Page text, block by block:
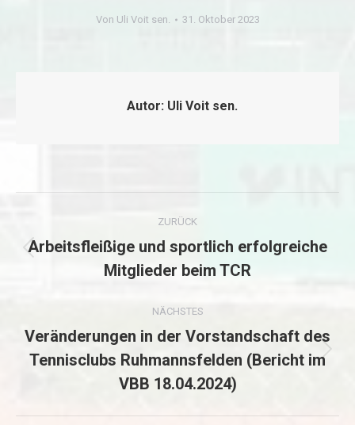
Von Uli Voit sen. 31. Oktober 2023
Autor: Uli Voit sen.
Kommentarnavigation
ZURÜCK
Vorheriger
Beitrag:
Arbeitsfleißige und sportlich erfolgreiche
Mitglieder beim TCR
NÄCHSTES
Nächster
Beitrag:
Veränderungen in der Vorstandschaft des
Tennisclubs Ruhmannsfelden (Bericht im
VBB 18.04.2024)